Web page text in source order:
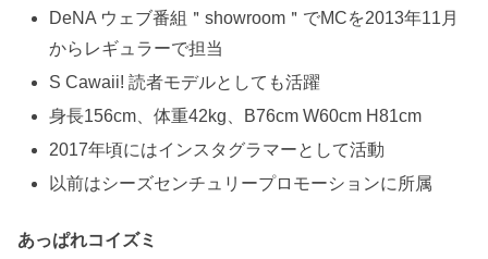
DeNA ウェブ番組＂showroom＂でMCを2013年11月
からレギュラーで担当
S Cawaii! 読者モデルとしても活躍
身長156cm、体重42kg、B76cm W60cm H81cm
2017年頃にはインスタグラマーとして活動
以前はシーズセンチュリープロモーションに所属
あっぱれコイズミ